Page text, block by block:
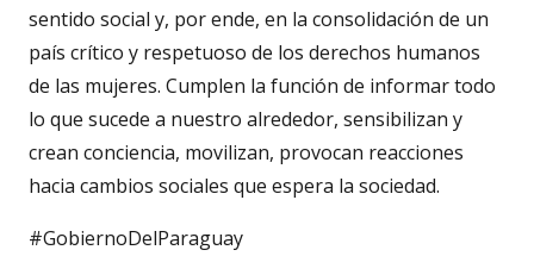
sentido social y, por ende, en la consolidación de un
país crítico y respetuoso de los derechos humanos
de las mujeres. Cumplen la función de informar todo
lo que sucede a nuestro alrededor, sensibilizan y
crean conciencia, movilizan, provocan reacciones
hacia cambios sociales que espera la sociedad.
#GobiernoDelParaguay